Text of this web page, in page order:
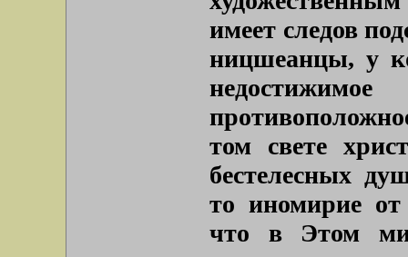
имеет следов
ницшеанцы, у
том свете
бестелесных
то иномирие от
что в Этом